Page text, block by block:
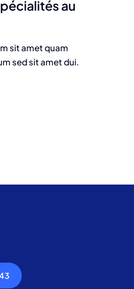
au
sit amet quam
sed sit amet dui.